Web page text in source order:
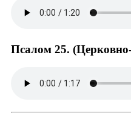
Псалом 25.